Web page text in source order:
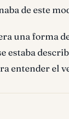
de este
una forma
estaba
entender el